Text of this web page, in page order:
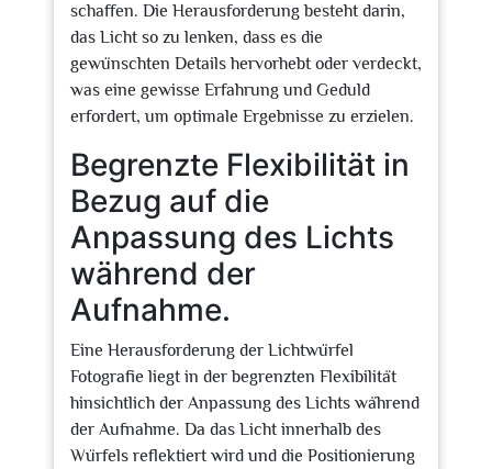
schaffen. Die Herausforderung besteht darin,
das Licht so zu lenken, dass es die
gewünschten Details hervorhebt oder verdeckt,
was eine gewisse Erfahrung und Geduld
erfordert, um optimale Ergebnisse zu erzielen.
Begrenzte Flexibilität in
Bezug auf die
Anpassung des Lichts
während der
Aufnahme.
Eine Herausforderung der Lichtwürfel
Fotografie liegt in der begrenzten Flexibilität
hinsichtlich der Anpassung des Lichts während
der Aufnahme. Da das Licht innerhalb des
Würfels reflektiert wird und die Positionierung